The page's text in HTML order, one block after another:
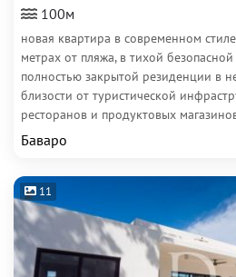
100м
новая квартира в современном
метрах от пляжа, в тихой
полностью закрытой резиденции в
близости от туристической
ресторанов и продуктовых
Баваро
11